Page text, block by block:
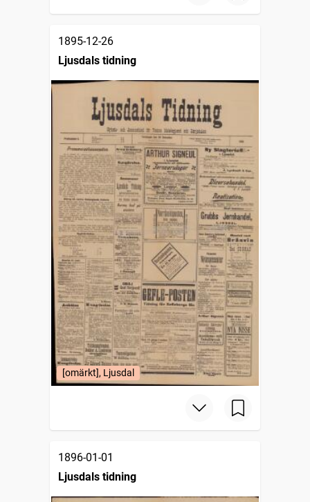
1895-12-26
Ljusdals tidning
[omärkt], Ljusdal
1896-01-01
Ljusdals tidning